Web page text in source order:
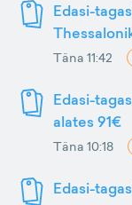
Edasi-
Täna 11:42
Edasi-
alates 91€
Täna 10:18
Edasi-